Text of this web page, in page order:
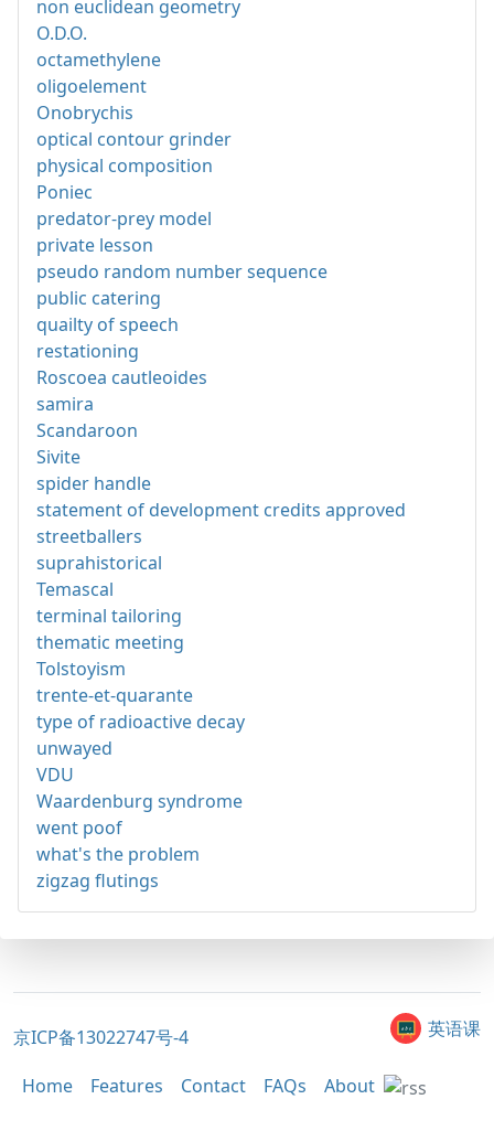
non euclidean geometry
O.D.O.
octamethylene
oligoelement
Onobrychis
optical contour grinder
physical composition
Poniec
predator-prey model
private lesson
pseudo random number sequence
public catering
quailty of speech
restationing
Roscoea cautleoides
samira
Scandaroon
Sivite
spider handle
statement of development credits approved
streetballers
suprahistorical
Temascal
terminal tailoring
thematic meeting
Tolstoyism
trente-et-quarante
type of radioactive decay
unwayed
VDU
Waardenburg syndrome
went poof
what's the problem
zigzag flutings
京ICP备13022747号-4 英语课
Home Features Contact FAQs About